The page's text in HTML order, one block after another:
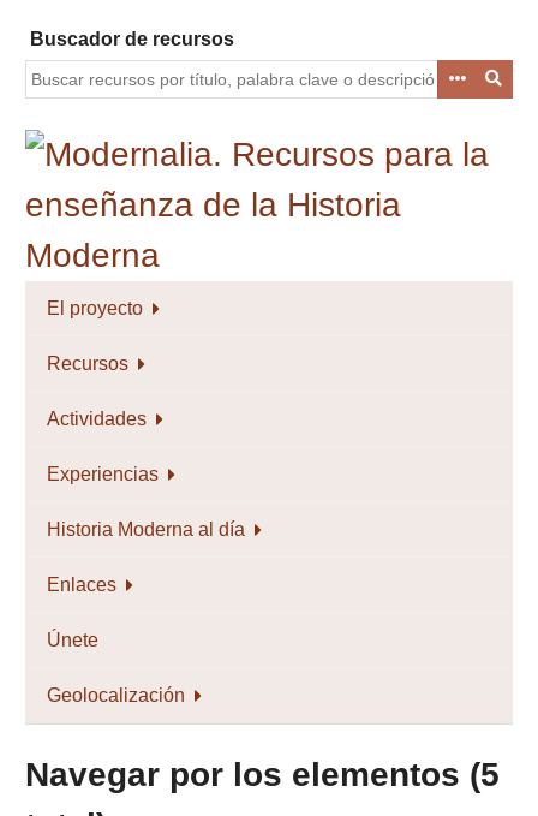
contenido
principal
Buscador de recursos
El proyecto
Recursos
Actividades
Experiencias
Historia Moderna al día
Enlaces
Únete
Geolocalización
Navegar por los elementos (5